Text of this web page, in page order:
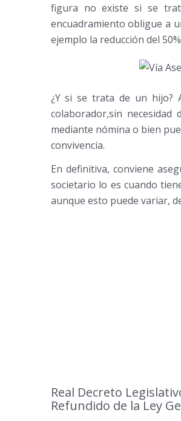
figura no existe si se
encuadramiento obligue a
ejemplo la reducción del
¿Y si se trata de un hijo?
colaborador,sin
mediante nómina o bien
convivencia.
En definitiva, conviene
societario lo es cuando
aunque esto puede variar,
Real Decreto
Refundido de la Ley